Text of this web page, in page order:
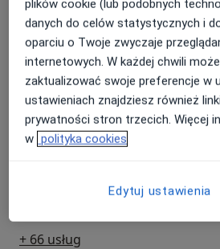
Konsultacja dermatologiczna
Od 250 zł
Szczegółykonsultacja
Umów
Konsultacja ginekologiczna
300 zł
Szczegółykonsultacja
+ 66 usług
plików cookie (lub podobnych
danych do celów statystycznych i
oparciu o Twoje zwyczaje
internetowych. W każdej chwili
zaktualizować swoje preferencje w
ustawieniach znajdziesz również
prywatności stron trzecich. Więcej
w polityka cookies
Edytuj ustawienia